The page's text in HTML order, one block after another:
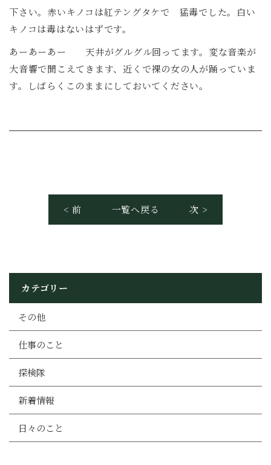
下さい。赤いキノコは紅テングタケで 猛毒でした。白い
キノコは毒はないはずです。
あーあーあー 天井がグルグル回ってます。変な音楽が
大音響で聞こえてきます、近くで裸の女の人が踊っていま
す。しばらくこのままにしておいてください。
< 前 一覧へ戻る 次 >
カテゴリー
その他
仕事のこと
探検隊
新着情報
日々のこと